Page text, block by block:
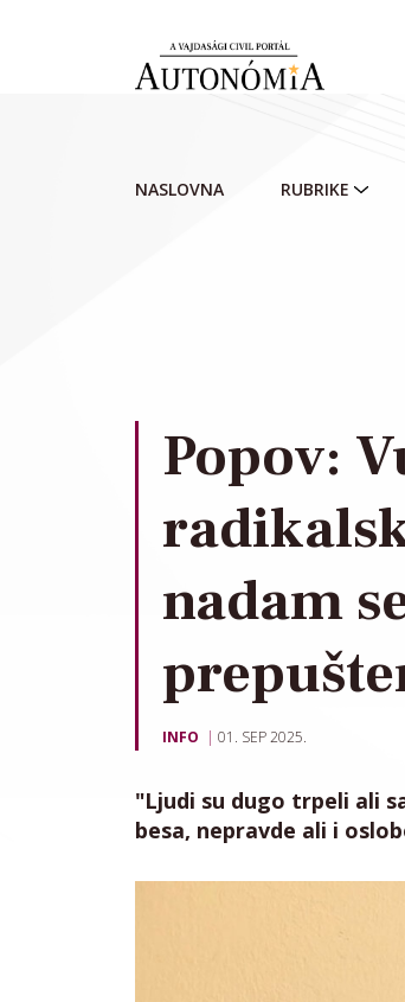
NASLOVNA RUBRIKE
Popov:
nadam
INFO 01. SEP 2025.
"Ljudi su dugo trpeli ali
besa, nepravde ali i